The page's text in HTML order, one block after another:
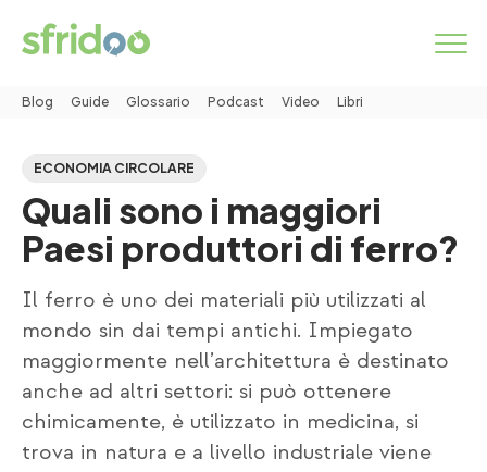
Categorie
Servizi
MARKETPLACE
INSERISCI ANNUNCIO
Simbiosi industriale Chi siamo Lavora con noi
Blog Guide Glossario Podcast Video Libri
ECONOMIA CIRCOLARE
Quali sono i maggiori
Paesi produttori di ferro?
Il ferro è uno dei materiali più utilizzati al
mondo sin dai tempi antichi. Impiegato
maggiormente nell’architettura è destinato
anche ad altri settori: si può ottenere
chimicamente, è utilizzato in medicina, si
trova in natura e a livello industriale viene